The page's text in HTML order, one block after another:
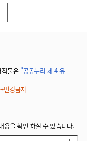
작물은 "공공누리 제 4 유
변경금지
용을 확인 하실 수 있습니다.